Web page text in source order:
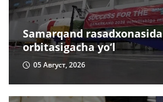
Samarqand
orbitasigacha yo‘l
05 Август, 2026